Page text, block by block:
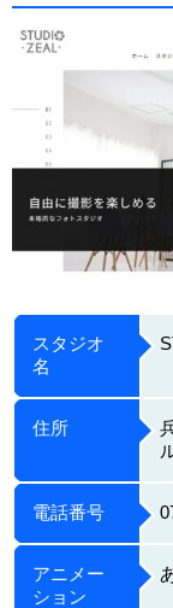
スタジオ
名
住所
電話番号
アニメー
ション